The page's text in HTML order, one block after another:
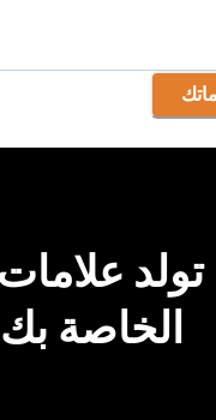
علامات
الخاصة